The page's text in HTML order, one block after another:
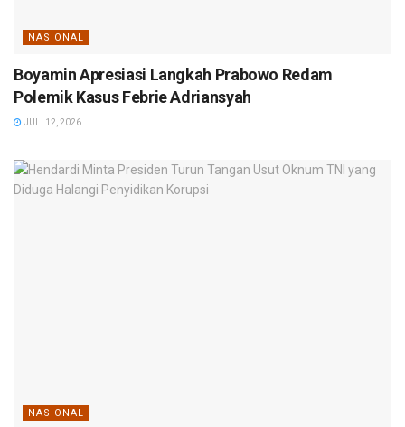
NASIONAL
Boyamin Apresiasi Langkah Prabowo Redam
Polemik Kasus Febrie Adriansyah
JULI 12, 2026
NASIONAL